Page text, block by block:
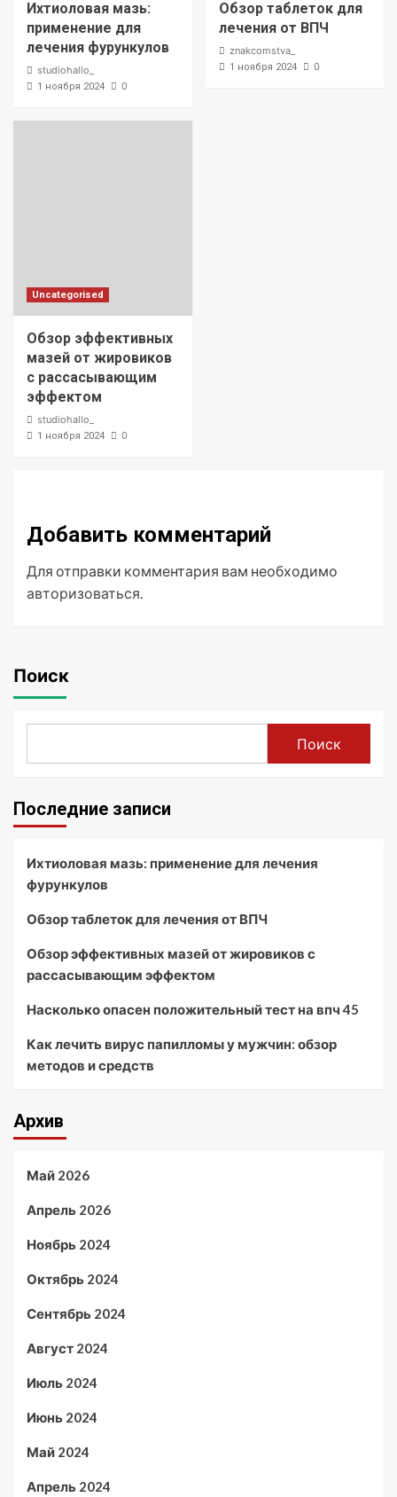
Ихтиоловая мазь:
применение для
лечения фурункулов
studiohallo_
1 ноября 2024 0
Обзор таблеток для
лечения от ВПЧ
znakcomstva_
1 ноября 2024 0
Uncategorised
Обзор эффективных
мазей от жировиков
с рассасывающим
эффектом
studiohallo_
1 ноября 2024 0
Добавить комментарий
Для отправки комментария вам необходимо
авторизоваться.
Поиск
Поиск
Последние записи
Ихтиоловая мазь: применение для лечения
фурункулов
Обзор таблеток для лечения от ВПЧ
Обзор эффективных мазей от жировиков с
рассасывающим эффектом
Насколько опасен положительный тест на впч 45
Как лечить вирус папилломы у мужчин: обзор
методов и средств
Архив
Май 2026
Апрель 2026
Ноябрь 2024
Октябрь 2024
Сентябрь 2024
Август 2024
Июль 2024
Июнь 2024
Май 2024
Апрель 2024